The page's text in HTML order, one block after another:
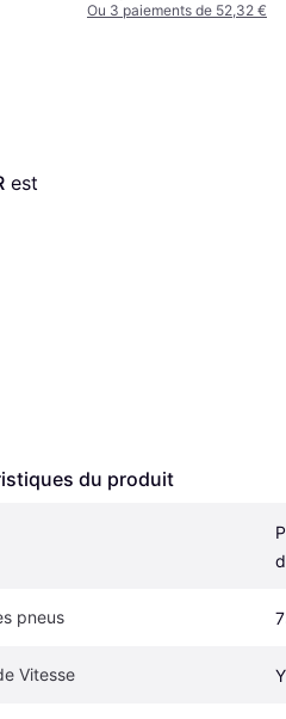
Ou 3 paiements de 52,32 €
du produit
pneus
Vitesse